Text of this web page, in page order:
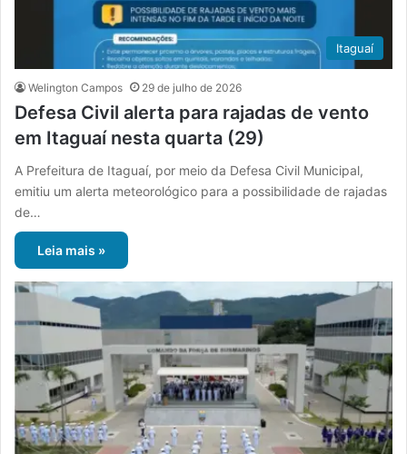
Itaguaí
Welington Campos 29 de julho de 2026
Defesa Civil alerta para rajadas de vento
em Itaguaí nesta quarta (29)
A Prefeitura de Itaguaí, por meio da Defesa Civil Municipal,
emitiu um alerta meteorológico para a possibilidade de rajadas
de…
Leia mais »